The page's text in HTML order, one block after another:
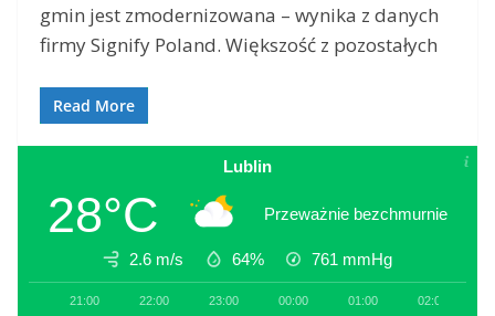
gmin jest zmodernizowana – wynika z danych
firmy Signify Poland. Większość z pozostałych
Read More
Lublin
28°C Przeważnie bezchmurnie
2.6 m/s 64% 761 mmHg
21:00 22:00 23:00 00:00 01:00 02:00